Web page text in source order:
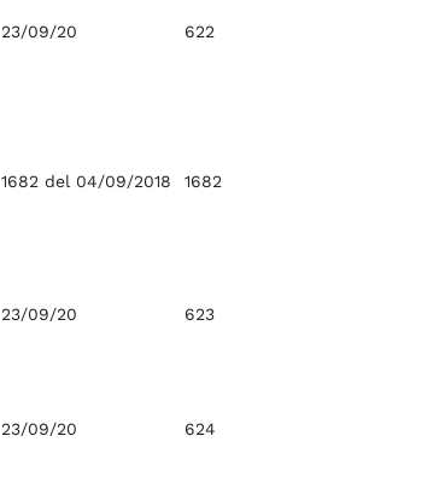
23/09/20 622
1682 del 04/09/2018 1682
23/09/20 623
23/09/20 624